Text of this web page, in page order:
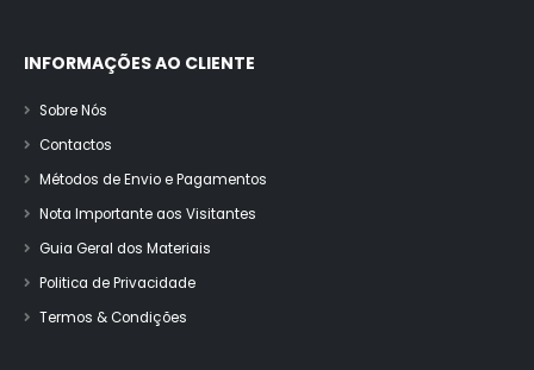
INFORMAÇÕES AO CLIENTE
Sobre Nós
Contactos
Métodos de Envio e Pagamentos
Nota Importante aos Visitantes
Guia Geral dos Materiais
Politica de Privacidade
Termos & Condições